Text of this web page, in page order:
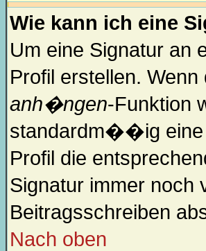
Wie kann ich eine
Um eine Signatur an
Profil erstellen.
anh�ngen-Funktion
standardm��ig eine
Profil die
Signatur immer noch
Beitragsschreiben
Nach oben